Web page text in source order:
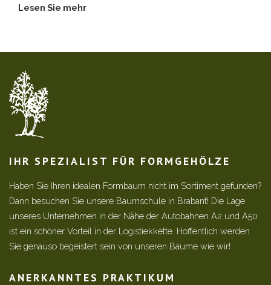
Lesen Sie mehr
IHR SPEZIALIST FÜR FORMGEHÖLZE
Haben Sie Ihren idealen Formbaum nicht im Sortiment gefunden?
Dann besuchen Sie unsere Baumschule in Brabant! Die Lage
unseres Unternehmen in der Nähe der Autobahnen A2 und A50
ist ein schöner Vorteil in der Logistiekkette. Hoffentlich werden
Sie genauso begeistert sein von unseren Bäume wie wir!
ANERKANNTES PRAKTIKUM